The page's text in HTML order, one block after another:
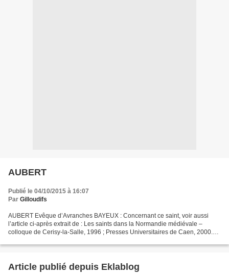
AUBERT
Publié le 04/10/2015 à 16:07
Par Gilloudifs
AUBERT Evêque d’Avranches BAYEUX : Concernant ce saint, voir aussi
l’article ci-après extrait de : Les saints dans la Normandie médiévale –
colloque de Cerisy-la-Salle, 1996 ; Presses Universitaires de Caen, 2000.
Article publié depuis Eklablog